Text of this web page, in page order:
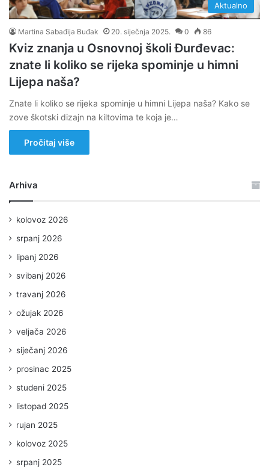
Aktualno
Martina Sabađija Buđak 20. siječnja 2025. 0 86
Kviz znanja u Osnovnoj školi Đurđevac:
znate li koliko se rijeka spominje u himni
Lijepa naša?
Znate li koliko se rijeka spominje u himni Lijepa naša? Kako se
zove škotski dizajn na kiltovima te koja je…
Pročitaj više
Arhiva
kolovoz 2026
srpanj 2026
lipanj 2026
svibanj 2026
travanj 2026
ožujak 2026
veljača 2026
siječanj 2026
prosinac 2025
studeni 2025
listopad 2025
rujan 2025
kolovoz 2025
srpanj 2025